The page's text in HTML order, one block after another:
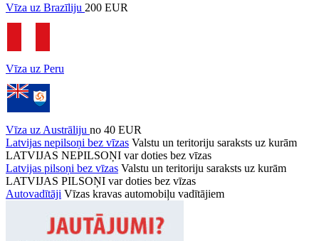
Vīza uz Brazīliju 200 EUR
Vīza uz Peru
Vīza uz Austrāliju no 40 EUR
Latvijas nepilsoņi bez vīzas Valstu un teritoriju saraksts uz kurām
LATVIJAS NEPILSOŅI var doties bez vīzas
Latvijas pilsoņi bez vīzas Valstu un teritoriju saraksts uz kurām
LATVIJAS PILSOŅI var doties bez vīzas
Autovadītāji Vīzas kravas automobiļu vadītājiem